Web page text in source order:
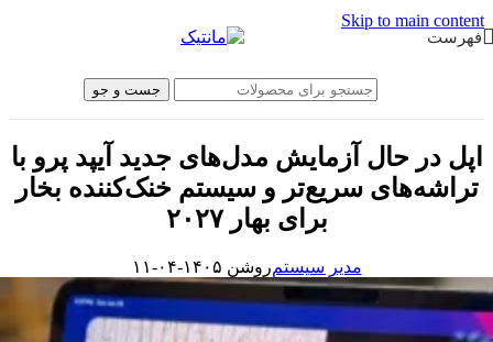
Skip to main content
فهرست
جست و جو
اپل در حال آزمایش مدل‌های جدید آیپد پرو با
تراشه‌های سریع‌تر و سیستم خنک‌کننده بخار
برای بهار ۲۰۲۷
مدیر سیستمروشن ۱۴۰۵-۰۴-۱۱